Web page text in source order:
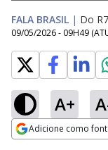
FALA BRASIL | Do R7
09/05/2026 - 09H49
A+
Adicione como
Ativar
Loaded
26.74%